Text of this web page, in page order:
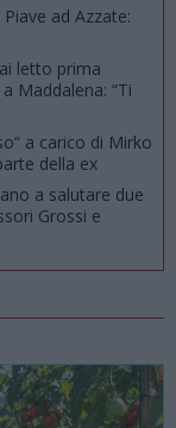
ad Azzate:
letto prima
Maddalena: “Ti
a carico di Mirko
della ex
a salutare due
Grossi e